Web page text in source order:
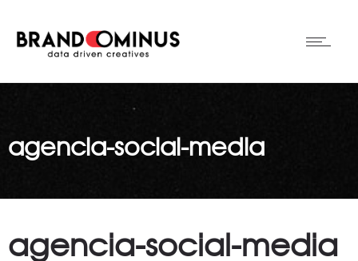
agencia-social-media
agencia-social-media